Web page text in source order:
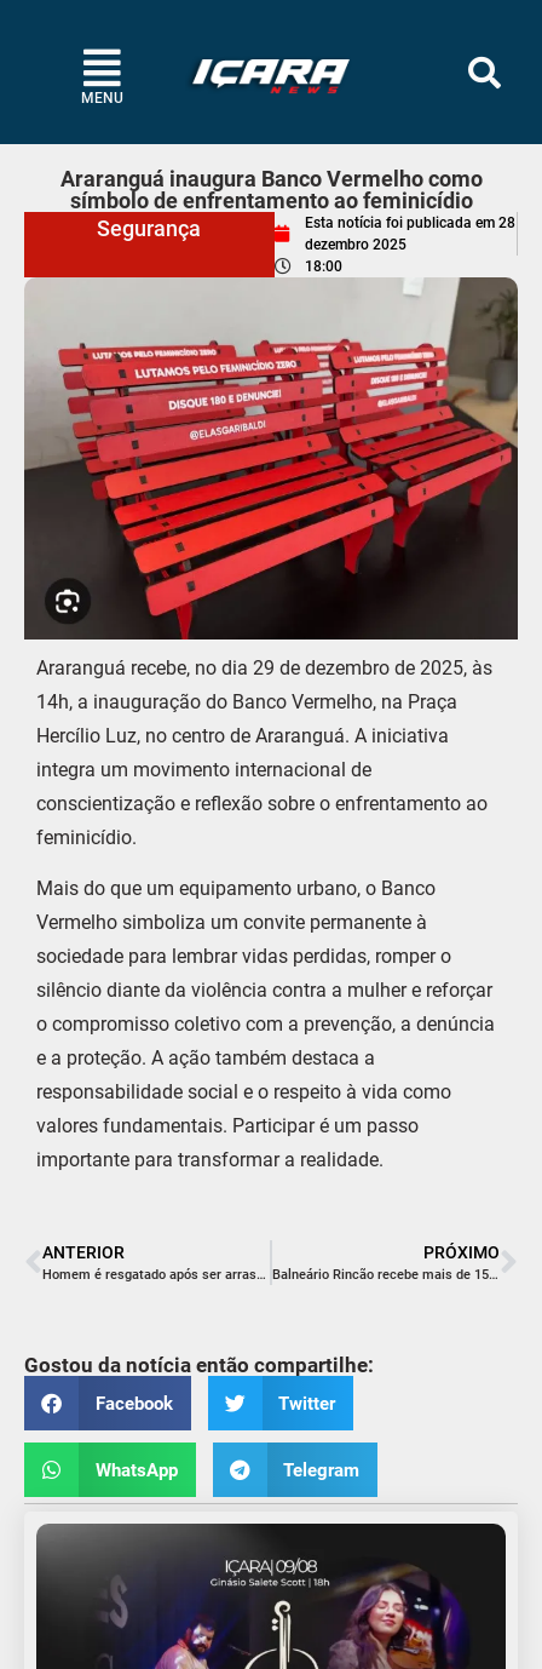
MENU
Araranguá inaugura Banco Vermelho como
símbolo de enfrentamento ao feminicídio
Segurança
Esta notícia foi publicada em 28
dezembro 2025
18:00
Araranguá recebe, no dia 29 de dezembro de 2025, às
14h, a inauguração do Banco Vermelho, na Praça
Hercílio Luz, no centro de Araranguá. A iniciativa
integra um movimento internacional de
conscientização e reflexão sobre o enfrentamento ao
feminicídio.
Mais do que um equipamento urbano, o Banco
Vermelho simboliza um convite permanente à
sociedade para lembrar vidas perdidas, romper o
silêncio diante da violência contra a mulher e reforçar
o compromisso coletivo com a prevenção, a denúncia
e a proteção. A ação também destaca a
responsabilidade social e o respeito à vida como
valores fundamentais. Participar é um passo
importante para transformar a realidade.
ANTERIOR
Homem é resgatado após ser arrastado por corrente de retorno em Jaguaruna
PRÓXIMO
Balneário Rincão recebe mais de 150 mil pessoas no último final de semana de 2025
Gostou da notícia então compartilhe:
Facebook Twitter
WhatsApp Telegram